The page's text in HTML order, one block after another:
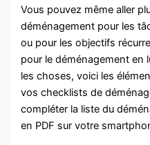
Vous pouvez même aller
déménagement pour les
ou pour les objectifs
pour le déménagement en
les choses, voici les
vos checklists de
compléter la liste du
en PDF sur votre